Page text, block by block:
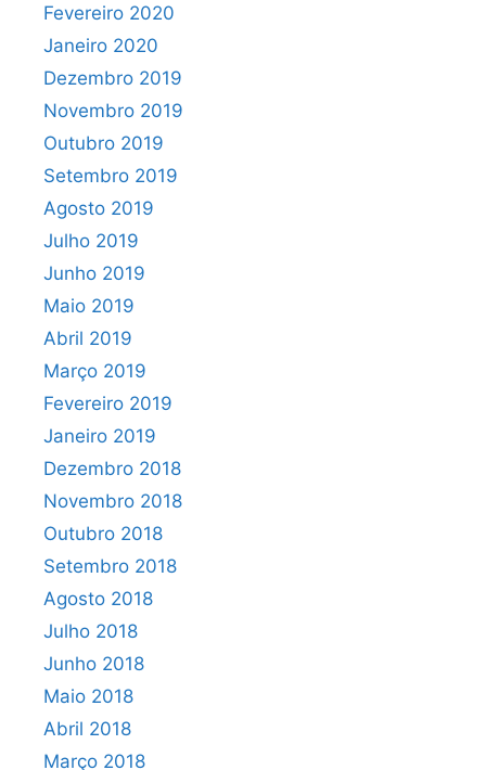
Fevereiro 2020
Janeiro 2020
Dezembro 2019
Novembro 2019
Outubro 2019
Setembro 2019
Agosto 2019
Julho 2019
Junho 2019
Maio 2019
Abril 2019
Março 2019
Fevereiro 2019
Janeiro 2019
Dezembro 2018
Novembro 2018
Outubro 2018
Setembro 2018
Agosto 2018
Julho 2018
Junho 2018
Maio 2018
Abril 2018
Março 2018